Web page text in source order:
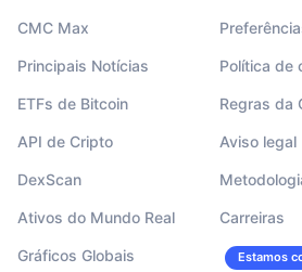
CMC Max
Principais Notícias
ETFs de Bitcoin
API de Cripto
DexScan
Ativos do Mundo Real
Gráficos Globais
Política de
Regras da
Aviso legal
Carreiras
Estamos